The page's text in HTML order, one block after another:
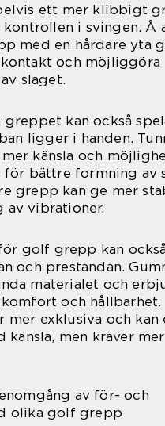
ett mer klibbigt
i svingen. Å
med en hårdare yta
och möjliggöra
slaget.
greppet kan också
ligger i handen.
känsla och
bättre formning av
grepp kan ge mer
av vibrationer.
golf grepp kan också
och prestandan.
materialet och
komfort och hållbarhet.
mer exklusiva och kan
känsla, men kräver mer
av för- och
olika golf grepp